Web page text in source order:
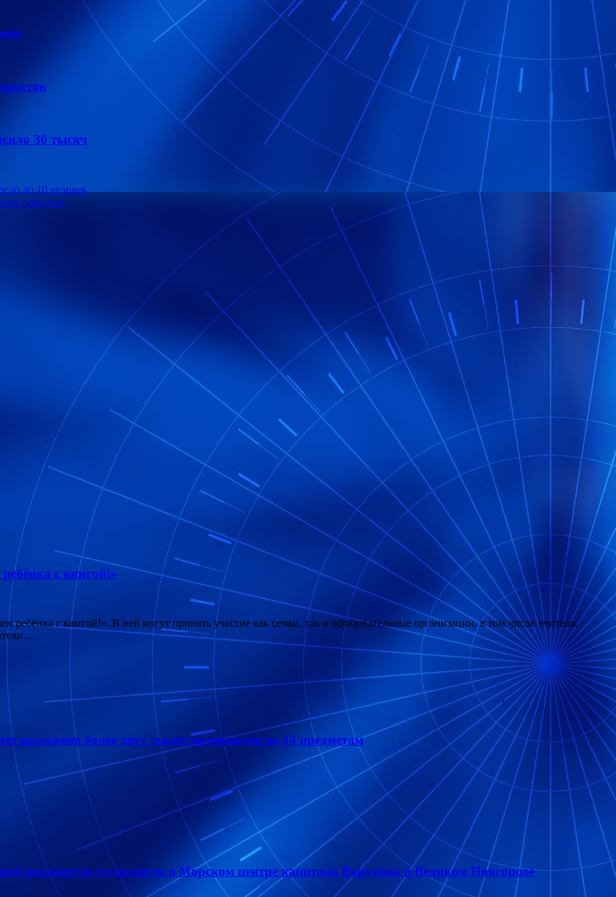
30 тысяч
до 10 человек
туристам
с книгой!»
ребёнка с книгой!». В ней могут принять участие как семьи, так и образовательные организации, в том числе учителя,
…
выложено более двух тысяч материалов по 14 предметам
реальности установили в Морском центре капитана Варухина в Великом Новгороде